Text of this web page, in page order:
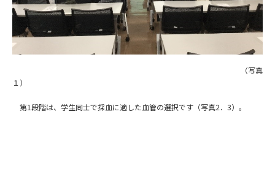
（写真
１）
第1段階は、学生同士で採血に適した血管の選択です（写真2．3）。